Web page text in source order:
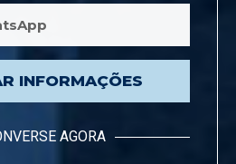
INFORMAÇÕES
AGORA